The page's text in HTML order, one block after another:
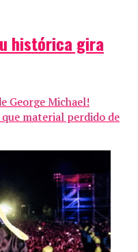
histórica gira
George Michael!
material perdido de